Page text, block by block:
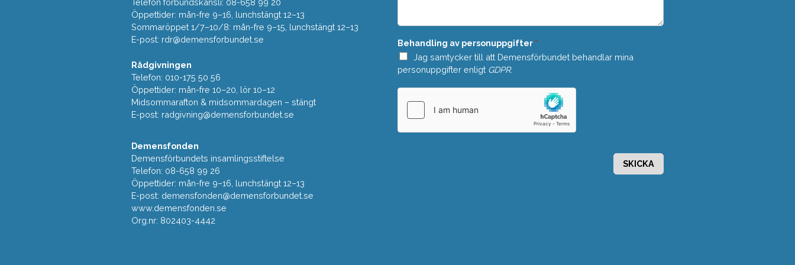
Telefon förbundskansli: 08-658 99 20
Öppettider: mån-fre 9–16, lunchstängt 12–13
Sommaröppet 1/7–10/8: mån-fre 9–15, lunchstängt 12–13
E-post: rdr@demensforbundet.se
Rådgivningen
Telefon: 010-175 50 56
Öppettider: mån-fre 10–20, lör 10–12
Midsommarafton & midsommardagen – stängt
E-post: radgivning@demensforbundet.se
Demensfonden
Demensförbundets insamlingsstiftelse
Telefon: 08-658 99 26
Öppettider: mån-fre 9–16, lunchstängt 12–13
E-post: demensfonden@demensforbundet.se
www.demensfonden.se
Org.nr: 802403-4442
a
d
e
*
Behandling av personuppgifter *
Jag samtycker till att Demensförbundet behandlar mina
personuppgifter enligt GDPR.
SKICKA